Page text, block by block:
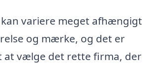
variere meget afhængigt
og mærke, og det er
at vælge det rette firma, der